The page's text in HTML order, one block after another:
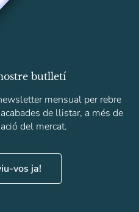
butlletí
mensual per rebre
de llistar, a més de
del mercat.
vos ja!